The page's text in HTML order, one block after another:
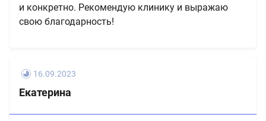
и конкретно. Рекомендую клинику и выражаю
свою благодарность!
16.09.2023
Екатерина